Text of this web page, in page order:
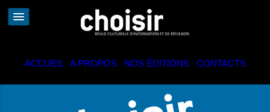
ACCUEIL A PROPOS| NOS ÉDITIONS| CONTACTS